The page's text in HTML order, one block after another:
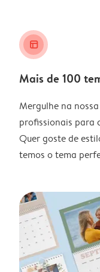
layout_alt
Mais de 100
Mergulhe na
profissionais para
Quer goste de
temos o tema